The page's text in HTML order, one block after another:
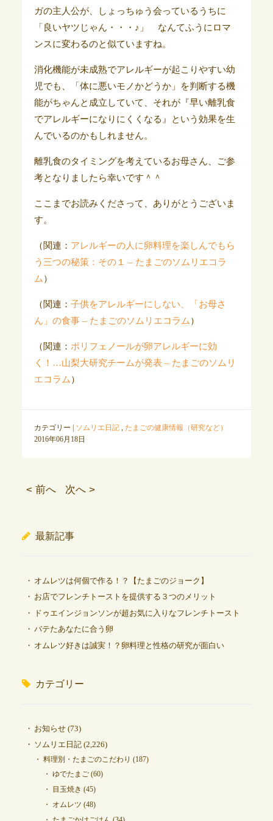
ガの主人公が、しょっちゅう会っているうちに
「良いヤツじゃん・・・♪」 なんてふうにロマ
ンスに変わるのと似ていますね。
消化機能が未成熟でアレルギーが起こりやすい幼
児でも、「体に悪いモノかどうか」を判断する機
能がちゃんと成立していて、それが『早い離乳食
でアレルギーになりにくくなる』という効果を生
んでいるのかもしれません。
離乳食のタイミングを考えているお母さん、ご参
考となりましたら幸いです＾＾
ここまでお読みくださって、ありがとうございま
す。
（関連： アレルギーの人に卵料理を楽しんでもら
う三つの秘策：その１ – たまごのソムリエコラ
ム ）
（関連： 子供をアレルギーにしない、「お母さ
ん」の食事 – たまごのソムリエコラム ）
（関連： ポリフェノールが卵アレルギーに効
く！…山梨大研究チームが発表 – たまごのソムリ
エコラム ）
カテゴリー | ソムリエ日記, たまごの健康情報（研究など）
2016年06月18日
< 前へ 次へ >
最新記事
オムレツは何個で作る！？【たまごのジョーク】
お店でフレンチトーストを提供する３つのメリット
ドゥエインジョンソンが超お気に入りなフレンチトースト
バテたあなたに合う卵
オムレツ好きは誠実！？卵料理と性格の研究が面白い
カテゴリー
お知らせ(73)
ソムリエ日記(2,226)
料理別・たまごのこだわり (187)
ゆでたまご(60)
目玉焼き (45)
オムレツ (48)